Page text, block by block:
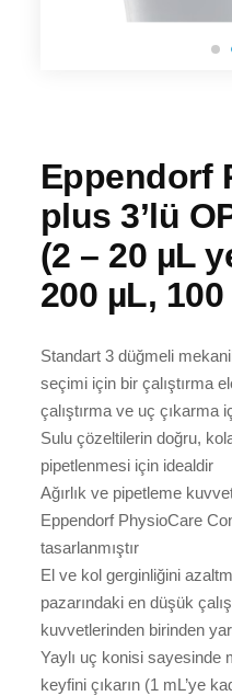
Eppendorf
plus 3’lü
(2 – 20 µL
200 µL,
Standart 3 düğmeli
seçimi için bir çalıştırma
çalıştırma ve uç çıkarma
Sulu çözeltilerin doğru,
pipetlenmesi için idealdir
Ağırlık ve pipetleme
Eppendorf PhysioCare
tasarlanmıştır
El ve kol gerginliğini
pazarındaki en düşük
kuvvetlerinden birinden
Yaylı uç konisi sayesinde
keyfini çıkarın (1 mL’ye